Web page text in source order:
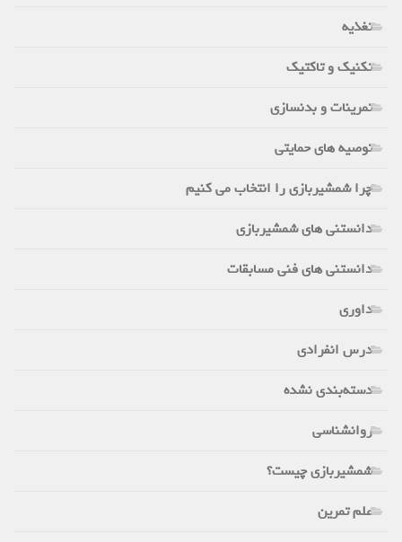
تغذیه
تکنیک و تاکتیک
تمرینات و بدنسازی
توصیه های حمایتی
چرا شمشیربازی را انتخاب می کنیم
دانستنی های شمشیربازی
دانستنی های فنی مسابقات
داوری
درس انفرادی
دسته‌بندی نشده
روانشناسی
شمشیربازی چیست؟
علم تمرین